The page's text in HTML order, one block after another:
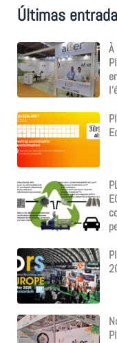
h
e
r
c
h
e
r
:
Últimas